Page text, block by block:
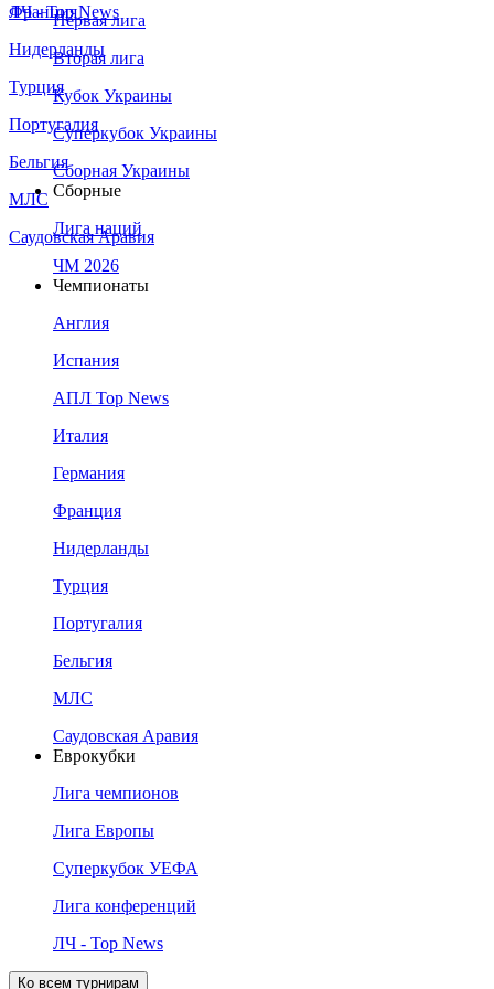
Франция
Нидерланды
Турция
Португалия
Бельгия
МЛС
Саудовская Аравия
ЛЧ - Top News
Первая лига
Вторая лига
Кубок Украины
Суперкубок Украины
Сборная Украины
Сборные
Лига наций
ЧМ 2026
Чемпионаты
Англия
Испания
АПЛ Top News
Италия
Германия
Франция
Нидерланды
Турция
Португалия
Бельгия
МЛС
Саудовская Аравия
Еврокубки
Лига чемпионов
Лига Европы
Суперкубок УЕФА
Лига конференций
ЛЧ - Top News
Ко всем турнирам